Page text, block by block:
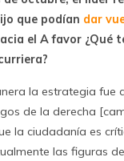
que podían dar
el A favor ¿Qué
la estrategia fue
de la derecha
la ciudadanía es
las figuras